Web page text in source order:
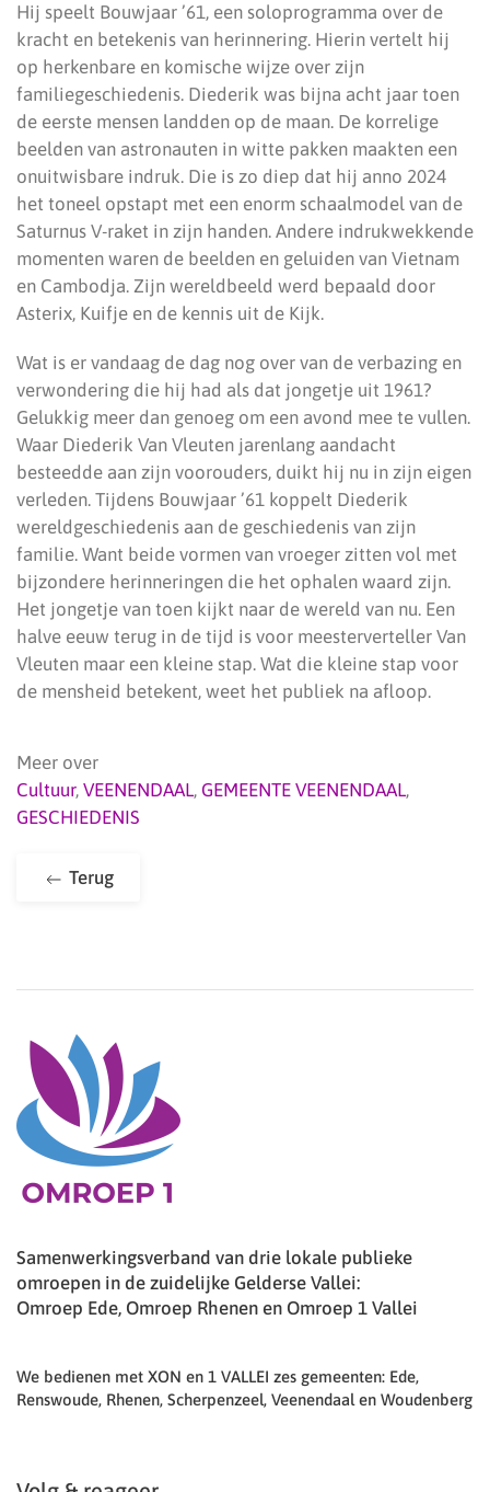
Hij speelt Bouwjaar ’61, een soloprogramma over de
kracht en betekenis van herinnering. Hierin vertelt hij
op herkenbare en komische wijze over zijn
familiegeschiedenis. Diederik was bijna acht jaar toen
de eerste mensen landden op de maan. De korrelige
beelden van astronauten in witte pakken maakten een
onuitwisbare indruk. Die is zo diep dat hij anno 2024
het toneel opstapt met een enorm schaalmodel van de
Saturnus V-raket in zijn handen. Andere indrukwekkende
momenten waren de beelden en geluiden van Vietnam
en Cambodja. Zijn wereldbeeld werd bepaald door
Asterix, Kuifje en de kennis uit de Kijk.
Wat is er vandaag de dag nog over van de verbazing en
verwondering die hij had als dat jongetje uit 1961?
Gelukkig meer dan genoeg om een avond mee te vullen.
Waar Diederik Van Vleuten jarenlang aandacht
besteedde aan zijn voorouders, duikt hij nu in zijn eigen
verleden. Tijdens Bouwjaar ’61 koppelt Diederik
wereldgeschiedenis aan de geschiedenis van zijn
familie. Want beide vormen van vroeger zitten vol met
bijzondere herinneringen die het ophalen waard zijn.
Het jongetje van toen kijkt naar de wereld van nu. Een
halve eeuw terug in de tijd is voor meesterverteller Van
Vleuten maar een kleine stap. Wat die kleine stap voor
de mensheid betekent, weet het publiek na afloop.
Meer over
Cultuur, VEENENDAAL, GEMEENTE VEENENDAAL,
GESCHIEDENIS
Terug
Samenwerkingsverband van drie lokale publieke
omroepen in de zuidelijke Gelderse Vallei:
Omroep Ede, Omroep Rhenen en Omroep 1 Vallei
We bedienen met XON en 1 VALLEI zes gemeenten: Ede,
Renswoude, Rhenen, Scherpenzeel, Veenendaal en Woudenberg